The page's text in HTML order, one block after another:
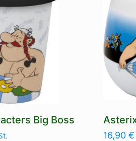
Big Boss
16,90 €